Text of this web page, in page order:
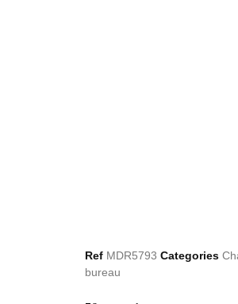
Ref MDR5793 Categories
bureau